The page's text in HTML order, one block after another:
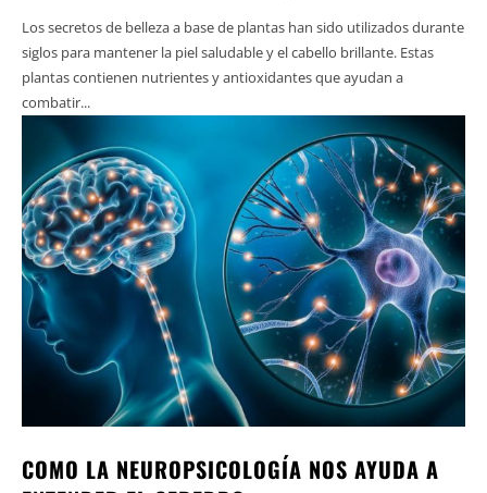
Los secretos de belleza a base de plantas han sido utilizados durante
siglos para mantener la piel saludable y el cabello brillante. Estas
plantas contienen nutrientes y antioxidantes que ayudan a
combatir...
COMO LA NEUROPSICOLOGÍA NOS AYUDA A